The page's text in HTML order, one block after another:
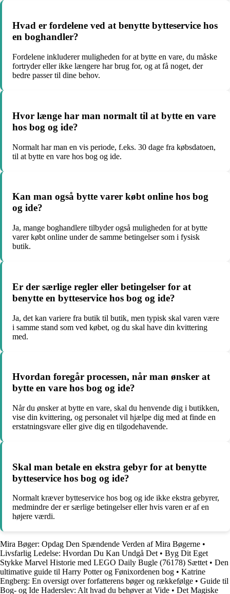
Hvad er fordelene ved at benytte bytteservice hos
en boghandler?
Fordelene inkluderer muligheden for at bytte en vare, du måske
fortryder eller ikke længere har brug for, og at få noget, der
bedre passer til dine behov.
Hvor længe har man normalt til at bytte en vare
hos bog og ide?
Normalt har man en vis periode, f.eks. 30 dage fra købsdatoen,
til at bytte en vare hos bog og ide.
Kan man også bytte varer købt online hos bog
og ide?
Ja, mange boghandlere tilbyder også muligheden for at bytte
varer købt online under de samme betingelser som i fysisk
butik.
Er der særlige regler eller betingelser for at
benytte en bytteservice hos bog og ide?
Ja, det kan variere fra butik til butik, men typisk skal varen være
i samme stand som ved købet, og du skal have din kvittering
med.
Hvordan foregår processen, når man ønsker at
bytte en vare hos bog og ide?
Når du ønsker at bytte en vare, skal du henvende dig i butikken,
vise din kvittering, og personalet vil hjælpe dig med at finde en
erstatningsvare eller give dig en tilgodehavende.
Skal man betale en ekstra gebyr for at benytte
bytteservice hos bog og ide?
Normalt kræver bytteservice hos bog og ide ikke ekstra gebyrer,
medmindre der er særlige betingelser eller hvis varen er af en
højere værdi.
Mira Bøger: Opdag Den Spændende Verden af Mira Bøgerne •
Livsfarlig Ledelse: Hvordan Du Kan Undgå Det • Byg Dit Eget
Stykke Marvel Historie med LEGO Daily Bugle (76178) Sættet • Den
ultimative guide til Harry Potter og Fønixordenen bog • Katrine
Engberg: En oversigt over forfatterens bøger og rækkefølge • Guide til
Bog- og Ide Haderslev: Alt hvad du behøver at Vide • Det Magiske